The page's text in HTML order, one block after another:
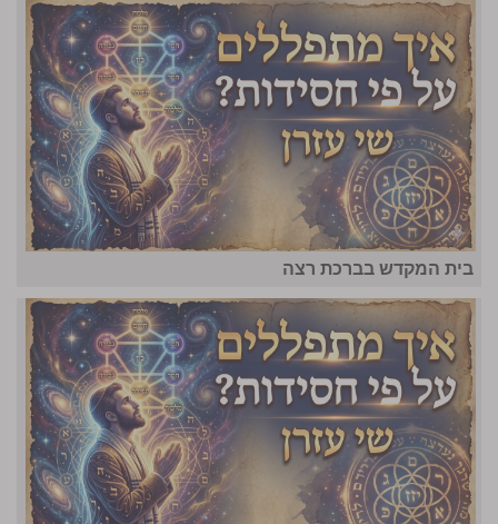
בית המקדש בברכת רצה